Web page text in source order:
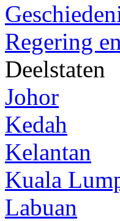
Regering
Deelstaten
Johor
Kedah
Kelantan
Kuala
Labuan